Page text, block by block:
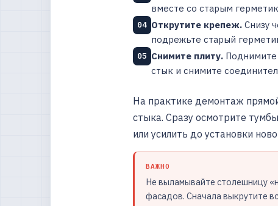
вместе со старым
04 Открутите крепеж. Снизу
подрежьте старый
05 Снимите плиту. Поднимите
стык и снимите
На практике демонтаж
стыка. Сразу осмотрите
или усилить до установки
ВАЖНО
Не выламывайте столешницу
фасадов. Сначала выкрутите